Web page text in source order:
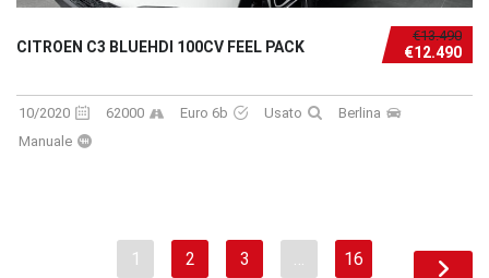
€13.490
€12.490
CITROEN C3 BLUEHDI 100CV FEEL PACK
10/2020 62000 Euro 6b Usato
Berlina
Manuale
1 2 3 … 16